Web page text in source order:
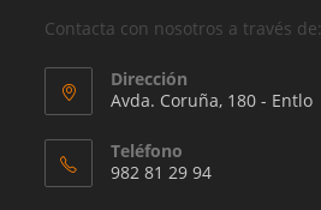
Contacta con nosotros a través de:
Dirección
Avda. Coruña, 180 - Entlo
Teléfono
982 81 29 94